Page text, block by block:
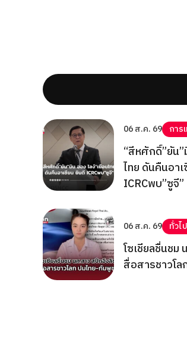
06 ส.ค. 69 การ
“สีหศักดิ์”ยัน”
ไทย ดันคืนอา
ICRCพบ”ซูจี”
06 ส.ค. 69 ทั่วไป
โซเชียลชื่นช
สื่อสารชาวโ